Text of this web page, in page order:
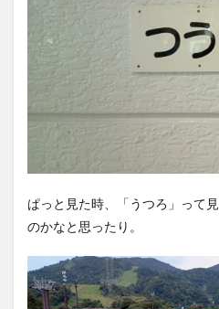
ぱっと見た時、「うつろ」って
のかなと思ったり。